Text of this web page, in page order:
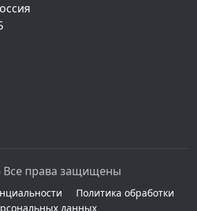
Все права защищены
Политика обработки
данных